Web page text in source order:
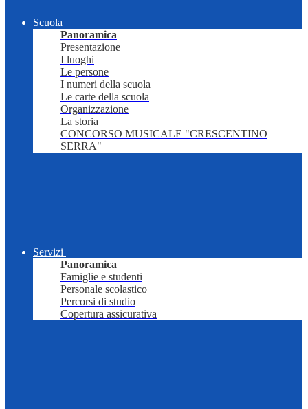
Scuola
Panoramica
Presentazione
I luoghi
Le persone
I numeri della scuola
Le carte della scuola
Organizzazione
La storia
CONCORSO MUSICALE "CRESCENTINO
SERRA"
Servizi
Panoramica
Famiglie e studenti
Personale scolastico
Percorsi di studio
Copertura assicurativa